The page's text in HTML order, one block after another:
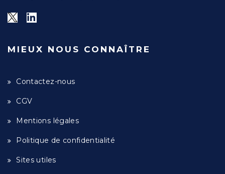
MIEUX NOUS CONNAÎTRE
Contactez-nous
CGV
Mentions légales
Politique de confidentialité
Sites utiles